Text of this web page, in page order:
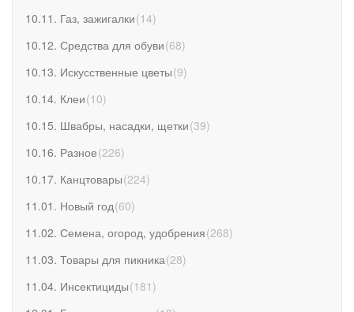
10.11. Газ, зажигалки(14)
10.12. Средства для обуви(68)
10.13. Искусственные цветы(9)
10.14. Клеи(10)
10.15. Швабры, насадки, щетки(39)
10.16. Разное(226)
10.17. Канцтовары(224)
11.01. Новый год(60)
11.02. Семена, огород, удобрения(268)
11.03. Товары для пикника(28)
11.04. Инсектициды(181 )